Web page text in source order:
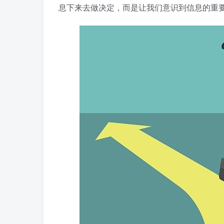
息下来去做决定，而是让我们意识到信息的重